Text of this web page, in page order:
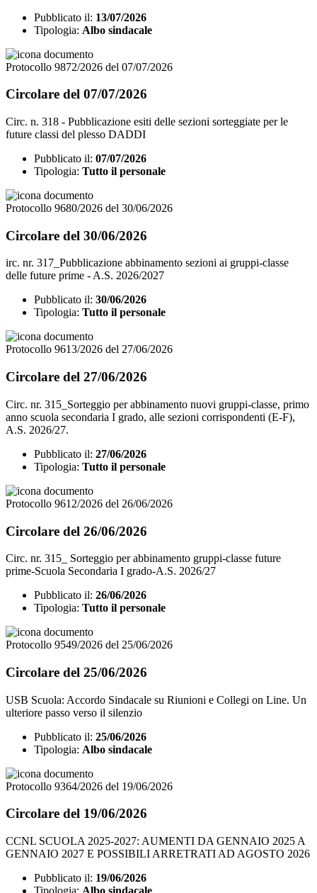
Pubblicato il: 13/07/2026
Tipologia: Albo sindacale
Protocollo 9872/2026 del 07/07/2026
Circolare del 07/07/2026
Circ. n. 318 - Pubblicazione esiti delle sezioni sorteggiate per le
future classi del plesso DADDI
Pubblicato il: 07/07/2026
Tipologia: Tutto il personale
Protocollo 9680/2026 del 30/06/2026
Circolare del 30/06/2026
irc. nr. 317_Pubblicazione abbinamento sezioni ai gruppi-classe
delle future prime - A.S. 2026/2027
Pubblicato il: 30/06/2026
Tipologia: Tutto il personale
Protocollo 9613/2026 del 27/06/2026
Circolare del 27/06/2026
Circ. nr. 315_Sorteggio per abbinamento nuovi gruppi-classe, primo
anno scuola secondaria I grado, alle sezioni corrispondenti (E-F),
A.S. 2026/27.
Pubblicato il: 27/06/2026
Tipologia: Tutto il personale
Protocollo 9612/2026 del 26/06/2026
Circolare del 26/06/2026
Circ. nr. 315_ Sorteggio per abbinamento gruppi-classe future
prime-Scuola Secondaria I grado-A.S. 2026/27
Pubblicato il: 26/06/2026
Tipologia: Tutto il personale
Protocollo 9549/2026 del 25/06/2026
Circolare del 25/06/2026
USB Scuola: Accordo Sindacale su Riunioni e Collegi on Line. Un
ulteriore passo verso il silenzio
Pubblicato il: 25/06/2026
Tipologia: Albo sindacale
Protocollo 9364/2026 del 19/06/2026
Circolare del 19/06/2026
CCNL SCUOLA 2025-2027: AUMENTI DA GENNAIO 2025 A
GENNAIO 2027 E POSSIBILI ARRETRATI AD AGOSTO 2026
Pubblicato il: 19/06/2026